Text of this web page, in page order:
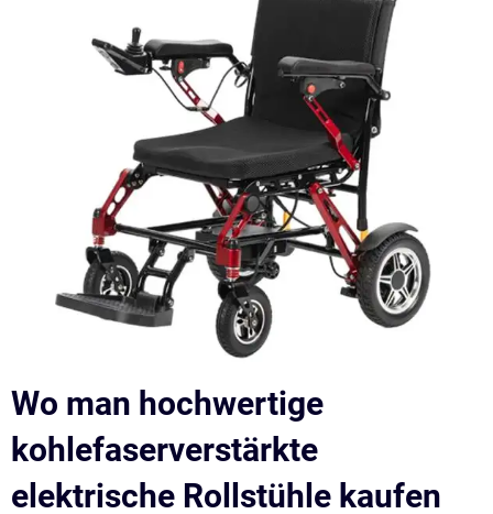
Wo man hochwertige
kohlefaserverstärkte
elektrische Rollstühle kaufen